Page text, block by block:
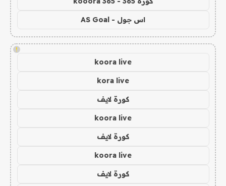
اس جول - AS Goal
!
koora live
kora live
كورة لايف
koora live
كورة لايف
koora live
كورة لايف